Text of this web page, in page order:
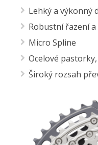
Lehký a výkonný
Robustní řazení
Micro Spline
Ocelové
Široký rozsah